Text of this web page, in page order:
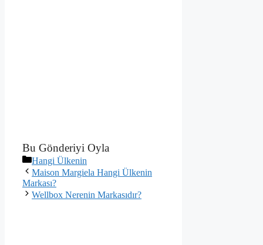
Bu Gönderiyi Oyla
Kategoriler
Hangi Ülkenin
Maison Margiela Hangi Ülkenin
Markası?
Wellbox Nerenin Markasıdır?